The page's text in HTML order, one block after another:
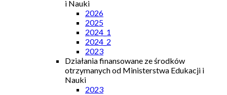
i Nauki
2026
2025
2024_1
2024_2
2023
Działania finansowane ze środków
otrzymanych od Ministerstwa Edukacji i
Nauki
2023